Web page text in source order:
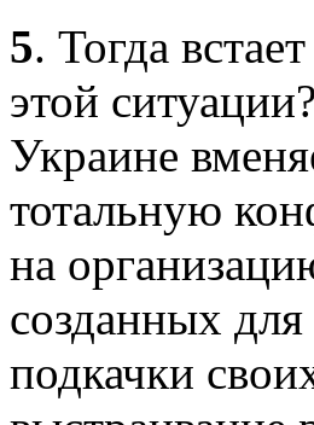
5. Тогда
этой
Украине
тотальную
на
созданных
подкачки